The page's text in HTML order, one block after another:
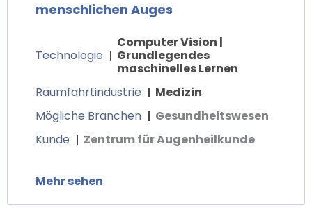
menschlichen Auges
Technologie
Computer Vision |
Grundlegendes
maschinelles Lernen
Raumfahrtindustrie
Medizin
Mögliche Branchen
Gesundheitswesen
Kunde
Zentrum für Augenheilkunde
Mehr sehen